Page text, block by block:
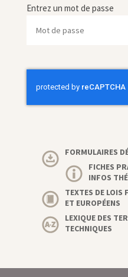
Entrez un mot de passe
FORMULAIRES
FICHES
INFOS
TEXTES DE LOIS
ET EUROPÉENS
LEXIQUE DES
TECHNIQUES